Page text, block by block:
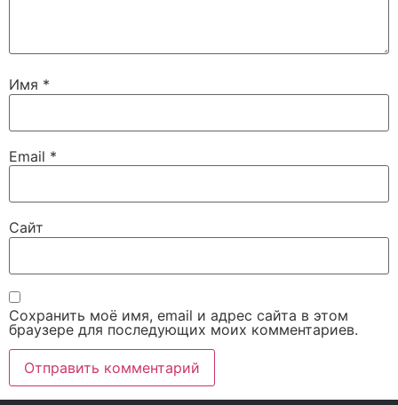
Имя *
Email *
Сайт
Сохранить моё имя, email и адрес сайта в этом
браузере для последующих моих комментариев.